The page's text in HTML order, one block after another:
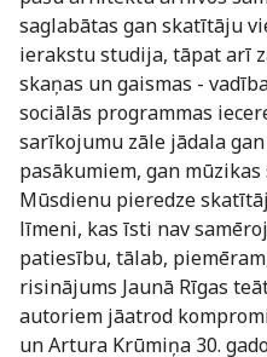
saglabātas gan skatītāju
ierakstu studija, tāpat arī
skaņas un gaismas -
sociālās programmas
sarīkojumu zāle jādala
pasākumiem, gan
Mūsdienu pieredze
līmeni, kas īsti nav
patiesību, tālab,
risinājums Jaunā Rīgas
autoriem jāatrod
un Artura Krūmiņa 30.